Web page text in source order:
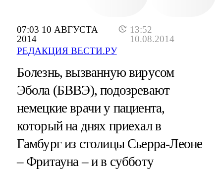
07:03 10 АВГУСТА
2014
13:52
10.08.2014
РЕДАКЦИЯ ВЕСТИ.РУ
Болезнь, вызванную вирусом
Эбола (БВВЭ), подозревают
немецкие врачи у пациента,
который на днях приехал в
Гамбург из столицы Сьерра-Леоне
– Фритауна – и в субботу